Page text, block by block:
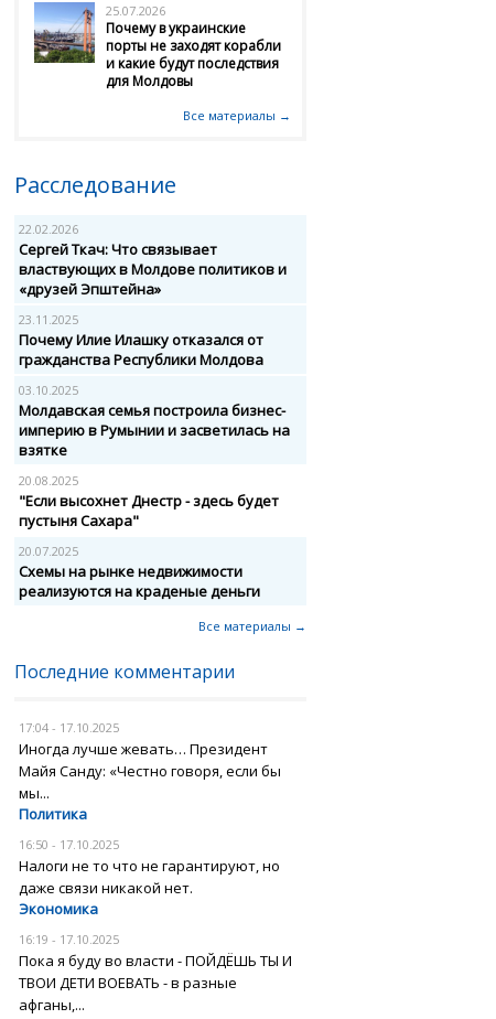
25.07.2026
Почему в украинские
порты не заходят корабли
и какие будут последствия
для Молдовы
Все материалы →
Расследование
22.02.2026
Сергей Ткач: Что связывает
властвующих в Молдове политиков и
«друзей Эпштейна»
23.11.2025
Почему Илие Илашку отказался от
гражданства Республики Молдова
03.10.2025
Молдавская семья построила бизнес-
империю в Румынии и засветилась на
взятке
20.08.2025
"Если высохнет Днестр - здесь будет
пустыня Сахара"
20.07.2025
Схемы на рынке недвижимости
реализуются на краденые деньги
Все материалы →
Последние комментарии
17:04 - 17.10.2025
Иногда лучше жевать… Президент
Майя Санду: «Честно говоря, если бы
мы...
Политика
16:50 - 17.10.2025
Налоги не то что не гарантируют, но
даже связи никакой нет.
Экономика
16:19 - 17.10.2025
Пока я буду во власти - ПОЙДЁШЬ ТЫ И
ТВОИ ДЕТИ ВОЕВАТЬ - в разные
афганы,...